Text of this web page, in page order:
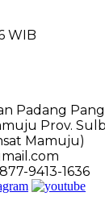
WIB
Padang
Prov.
Mamuju)
9413-1636